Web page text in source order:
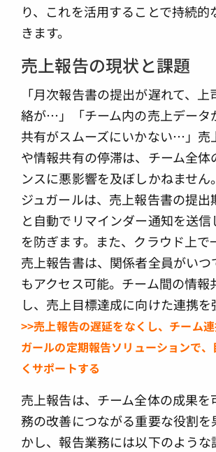
り、これを活用することで持続的
きます。
売上報告の現状と課題
「月次報告書の提出が遅れて、
絡が…」「チーム内の売上データ
共有がスムーズにいかない…」売
や情報共有の停滞は、チーム全体
ンスに悪影響を及ぼしかねません。
ジュガールは、売上報告書の提出
と自動でリマインダー通知を送
を防ぎます。また、クラウド上で
売上報告書は、関係者全員がいつ
もアクセス可能。チーム間の情報
し、売上目標達成に向けた連携を
>>売上報告の遅延をなくし、チーム
ガールの定期報告ソリューションで
くサポートする
売上報告は、チーム全体の成果を
務の改善につながる重要な役割を
かし、報告業務には以下のような